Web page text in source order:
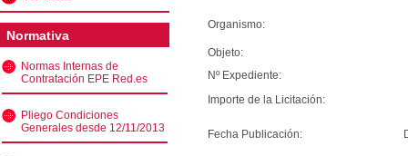
Normativa
Normas Internas de
Contratación EPE Red.es
Pliego Condiciones
Generales desde 12/11/2013
Organismo:
Objeto:
Nº Expediente:
Importe de la Licitación:
Fecha Publicación: